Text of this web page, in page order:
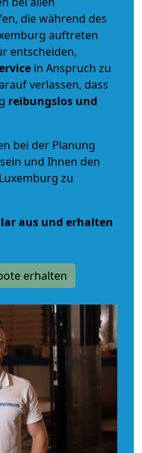
die während des
auftreten
entscheiden,
in Anspruch zu
verlassen, dass
reibungslos und
bei der Planung
und Ihnen den
zu
aus und erhalten
erhalten